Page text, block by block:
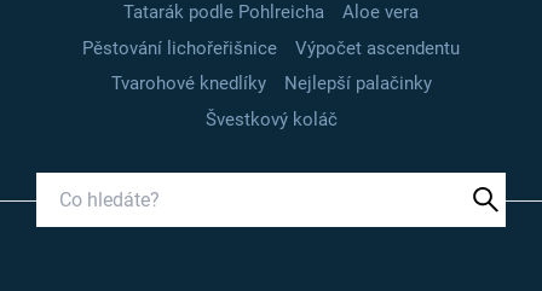
Tatarák podle Pohlreicha
Aloe vera
Pěstování lichořeřišnice
Výpočet ascendentu
Tvarohové knedlíky
Nejlepší palačinky
Švestkový koláč